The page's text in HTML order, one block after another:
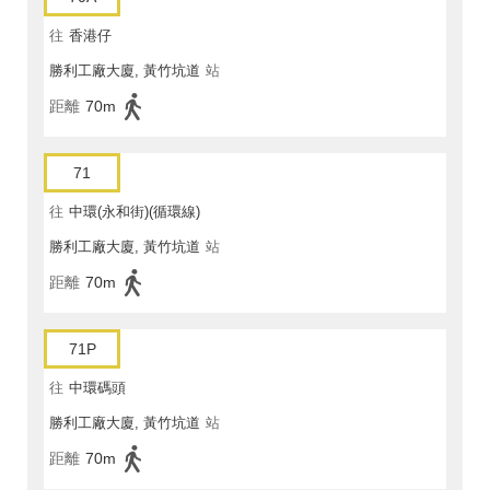
往 香港仔
勝利工廠大廈, 黃竹坑道 站
距離 70m
71
往 中環(永和街)(循環線)
勝利工廠大廈, 黃竹坑道 站
距離 70m
71P
往 中環碼頭
勝利工廠大廈, 黃竹坑道 站
距離 70m